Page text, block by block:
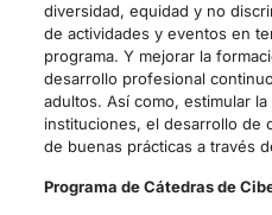
diversidad, equidad y no
de actividades y eventos en
programa. Y mejorar la
desarrollo profesional
adultos. Así como, estimular
instituciones, el desarrollo de
de buenas prácticas a través
Programa de Cátedras de